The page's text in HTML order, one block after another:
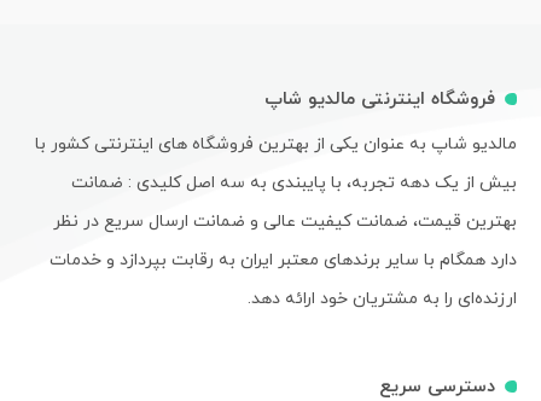
فروشگاه اینترنتی مالدیو شاپ
مالدیو شاپ به عنوان یکی از بهترین فروشگاه های اینترنتی کشور با
بیش از یک دهه تجربه، با پایبندی به سه اصل کلیدی : ضمانت
بهترین قیمت، ضمانت کیفیت عالی و ضمانت ارسال سریع در نظر
دارد همگام با سایر برندهای معتبر ایران به رقابت بپردازد و خدمات
ارزنده‌ای را به مشتریان خود ارائه دهد.
دسترسی سریع